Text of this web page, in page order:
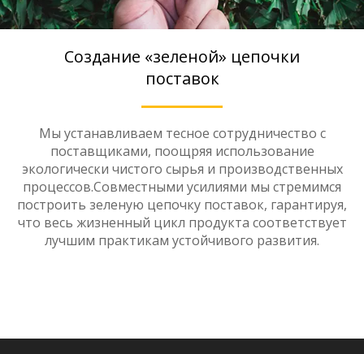
Создание «зеленой» цепочки
поставок
Мы устанавливаем тесное сотрудничество с
поставщиками, поощряя использование
экологически чистого сырья и производственных
процессов.Совместными усилиями мы стремимся
построить зеленую цепочку поставок, гарантируя,
что весь жизненный цикл продукта соответствует
лучшим практикам устойчивого развития.